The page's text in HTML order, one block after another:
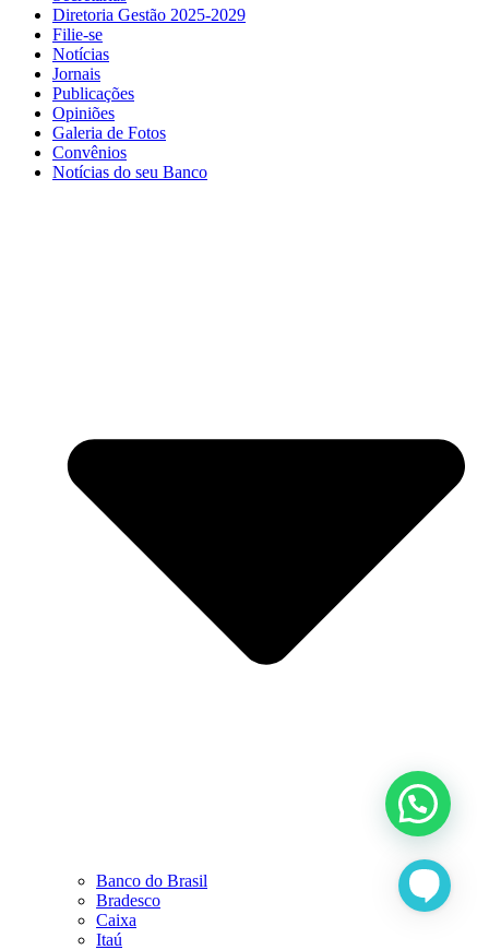
Diretoria Gestão 2025-2029
Filie-se
Notícias
Jornais
Publicações
Opiniões
Galeria de Fotos
Convênios
Notícias do seu Banco
Banco do Brasil
Bradesco
Caixa
Itaú